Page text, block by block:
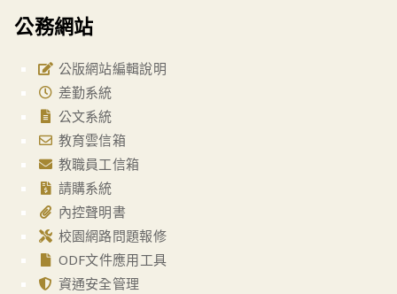
公務網站
公版網站編輯說明
差勤系統
公文系統
教育雲信箱
教職員工信箱
請購系統
內控聲明書
校園網路問題報修
ODF文件應用工具
資通安全管理